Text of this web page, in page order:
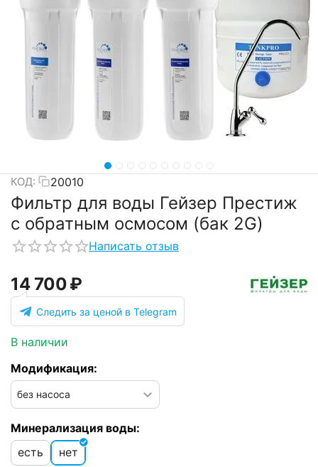
КОД: 20010
Фильтр для воды Гейзер Престиж
с обратным осмосом (бак 2G)
Написать отзыв
14 700₽
Следить за ценой в Telegram
В наличии
Модификация:
Минерализация воды:
есть
нет